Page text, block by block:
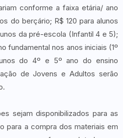
conforme a faixa etária/ ano
do berçário; R$ 120 para alunos
da pré-escola (Infantil 4 e 5);
fundamental nos anos iniciais (1º
do 4º e 5º ano do ensino
de Jovens e Adultos serão
sejam disponibilizados para as
para a compra dos materiais em